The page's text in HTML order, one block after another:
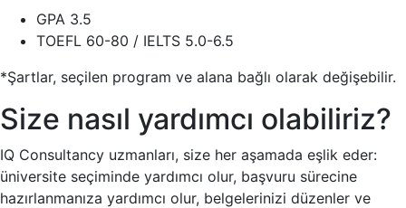
GPA 3.5
TOEFL 60-80 / IELTS 5.0-6.5
*Şartlar, seçilen program ve alana bağlı olarak değişebilir.
Size nasıl yardımcı olabiliriz?
IQ Consultancy uzmanları, size her aşamada eşlik eder:
üniversite seçiminde yardımcı olur, başvuru sürecine
hazırlanmanıza yardımcı olur, belgelerinizi düzenler ve